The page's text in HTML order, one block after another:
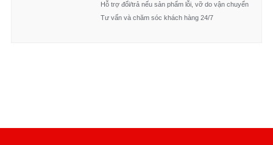
Hỗ trợ đổi/trả nếu sản phẩm lỗi, vỡ do vận chuyển
Tư vấn và chăm sóc khách hàng 24/7